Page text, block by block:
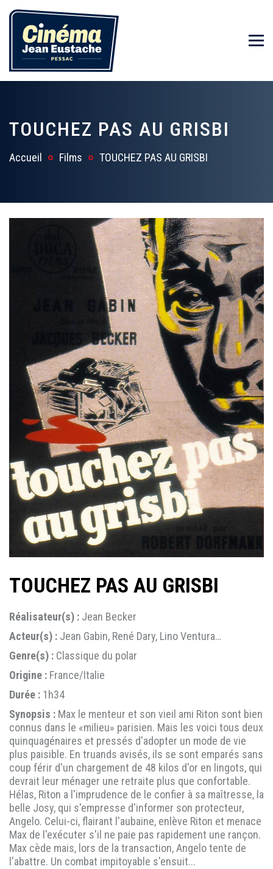
TOUCHEZ PAS AU GRISBI
Accueil Films TOUCHEZ PAS AU GRISBI
TOUCHEZ PAS AU GRISBI
Réalisateur(s) : Jean Becker
Acteur(s) : Jean Gabin, René Dary, Lino Ventura…
Genre(s) : Classique du polar
Origine : France/Italie
Durée : 1h34
Synopsis : Max le menteur et son vieil ami Riton sont bien
connus dans le «milieu» parisien. Mais les voici tous deux
quinquagénaires et pressés d'adopter un mode de vie
plus paisible. En truands avisés, ils se sont emparés sans
coup férir d'un chargement de 48 kilos d'or en lingots, qui
devrait leur ménager une retraite plus que confortable.
Hélas, Riton a l'imprudence de le confier à sa maîtresse, la
belle Josy, qui s'empresse d'informer son protecteur,
Angelo. Celui-ci, flairant l'aubaine, enlève Riton et menace
Max de l'exécuter s'il ne paie pas rapidement une rançon.
Max cède mais, lors de la transaction, Angelo tente de
l'abattre. Un combat impitoyable s'ensuit...